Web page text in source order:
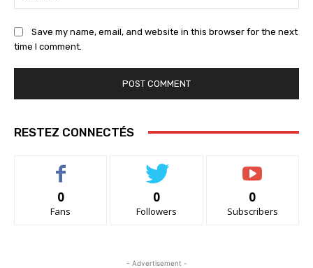
Save my name, email, and website in this browser for the next
time I comment.
RESTEZ CONNECTÉS
0
Fans
0
Followers
0
Subscribers
- Advertisement -